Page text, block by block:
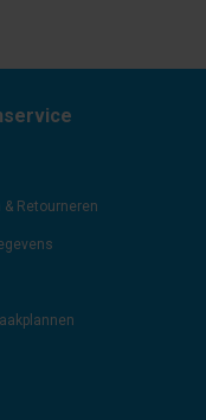
Retourneren